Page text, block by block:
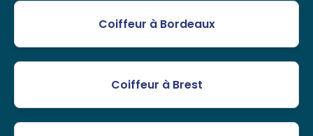
Coiffeur à Bordeaux
Coiffeur à Brest